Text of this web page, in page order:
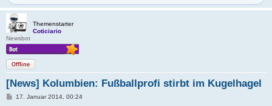
Themenstarter
Coticiario
Newsbot
Offline
[News] Kolumbien: Fußballprofi stirbt im Kugelhagel
B17. Januar 2014, 00:24